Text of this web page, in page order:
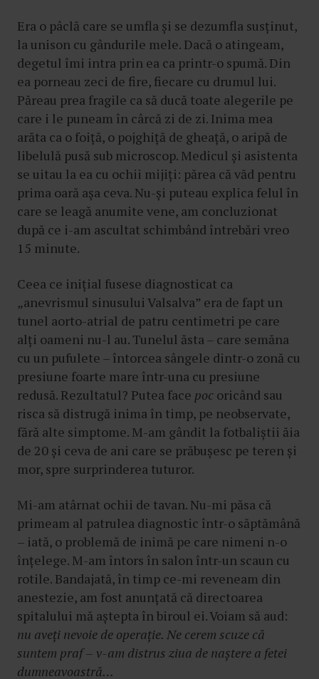
Era o pâclă care se umfla și se dezumfla susținut,
la unison cu gândurile mele. Dacă o atingeam,
degetul îmi intra prin ea ca printr-o spumă. Din
ea porneau zeci de fire, fiecare cu drumul lui.
Păreau prea fragile ca să ducă toate alegerile pe
care i le puneam în cârcă zi de zi. Inima mea
arăta ca o foiță, o pojghiță de gheață, o aripă de
libelulă pusă sub microscop. Medicul și asistenta
se uitau la ea cu ochii mijiți: părea că văd pentru
prima oară așa ceva. Nu-și puteau explica felul în
care se leagă anumite vene, am concluzionat
după ce i-am ascultat schimbând întrebări vreo
15 minute.
Ceea ce inițial fusese diagnosticat ca
„anevrismul sinusului Valsalva” era de fapt un
tunel aorto-atrial de patru centimetri pe care
alți oameni nu-l au. Tunelul ăsta – care semăna
cu un pufulete – întorcea sângele dintr-o zonă cu
presiune foarte mare într-una cu presiune
redusă. Rezultatul? Putea face poc oricând sau
risca să distrugă inima în timp, pe neobservate,
fără alte simptome. M-am gândit la fotbaliștii ăia
de 20 și ceva de ani care se prăbușesc pe teren și
mor, spre surprinderea tuturor.
Mi-am atârnat ochii de tavan. Nu-mi păsa că
primeam al patrulea diagnostic într-o săptămână
– iată, o problemă de inimă pe care nimeni n-o
înțelege. M-am întors în salon într-un scaun cu
rotile. Bandajată, în timp ce-mi reveneam din
anestezie, am fost anunțată că directoarea
spitalului mă aștepta în biroul ei. Voiam să aud:
nu aveți nevoie de operație. Ne cerem scuze că
suntem praf– v-am distrus ziua de naștere a fetei
dumneavoastră…